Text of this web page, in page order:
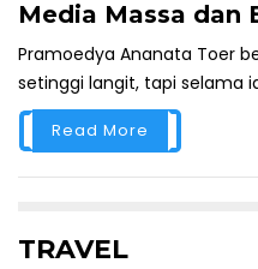
Media Massa dan
Pramoedya Ananata Toer
setinggi langit, tapi selama
Read More
TRAVEL